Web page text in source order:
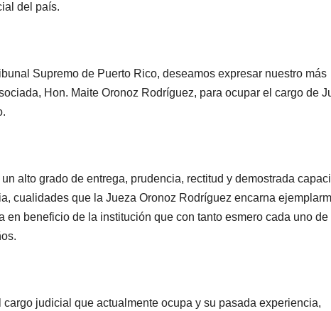
del país.
Supremo de Puerto Rico, deseamos expresar nuestro más
Hon. Maite Oronoz Rodríguez, para ocupar el cargo de
alto grado de entrega, prudencia, rectitud y demostrada
cualidades que la Jueza Oronoz Rodríguez encarna
beneficio de la institución que con tanto esmero cada uno de
judicial que actualmente ocupa y su pasada experiencia,